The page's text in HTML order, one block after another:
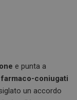
e punta a
coniugati
un accordo